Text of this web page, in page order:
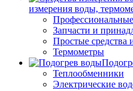
измерения воды,
Запчасти и
Простые средства
Термометры
Теплообменники
Электрические